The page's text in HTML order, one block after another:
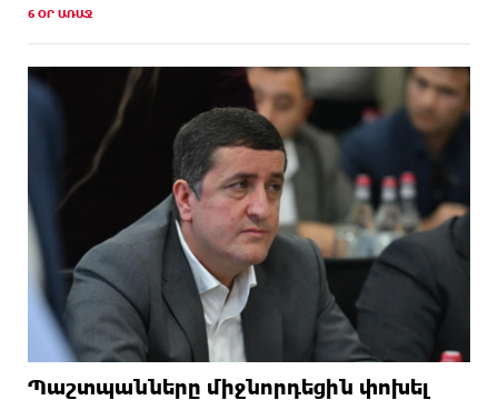
6 ՕՐ ԱՌԱՋ
Պաշտպանները միջնորդեցին փոխել